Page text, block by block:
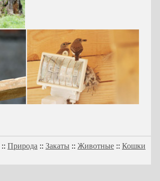
:: Природа :: Закаты :: Животные :: Кошки